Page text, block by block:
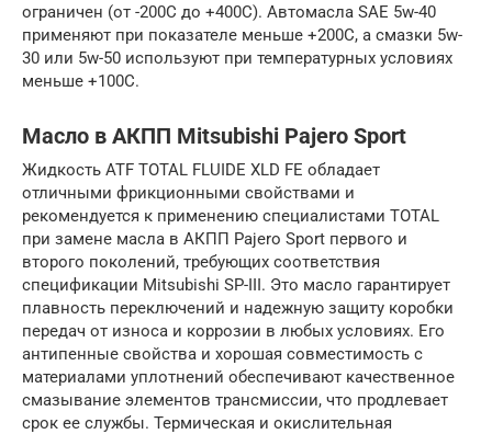
ограничен (от -200С до +400С). Автомасла SAE 5w-40
применяют при показателе меньше +200С, а смазки 5w-
30 или 5w-50 используют при температурных условиях
меньше +100С.
Масло в АКПП Mitsubishi Pajero Sport
Жидкость ATF TOTAL FLUIDE XLD FE обладает
отличными фрикционными свойствами и
рекомендуется к применению специалистами TOTAL
при замене масла в АКПП Pajero Sport первого и
второго поколений, требующих соответствия
спецификации Mitsubishi SP-III. Это масло гарантирует
плавность переключений и надежную защиту коробки
передач от износа и коррозии в любых условиях. Его
антипенные свойства и хорошая совместимость с
материалами уплотнений обеспечивают качественное
смазывание элементов трансмиссии, что продлевает
срок ее службы. Термическая и окислительная